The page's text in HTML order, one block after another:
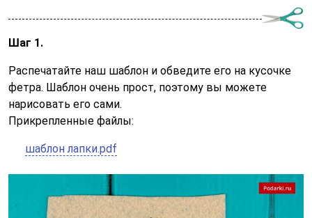
Шаг 1.
Распечатайте наш шаблон и обведите его на кусочке
фетра. Шаблон очень прост, поэтому вы можете
нарисовать его сами.
Прикрепленные файлы:
шаблон лапки.pdf